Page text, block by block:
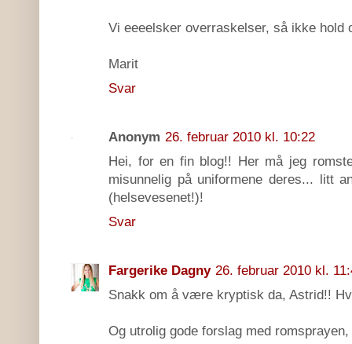
Vi eeeelsker overraskelser, så ikke hold
Marit
Svar
Anonym 26. februar 2010 kl. 10:22
Hei, for en fin blog!! Her må jeg
misunnelig på uniformene deres... litt
(helsevesenet!)!
Svar
Fargerike Dagny 26. februar 2010 kl.
Snakk om å være kryptisk da, Astrid!!
Og utrolig gode forslag med